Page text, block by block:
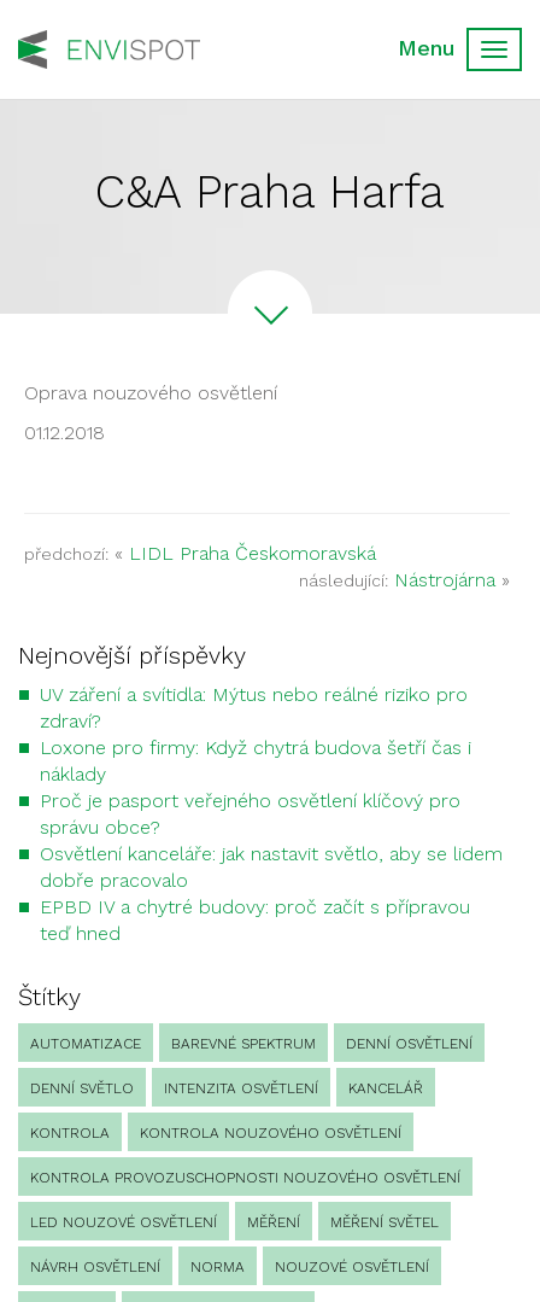
C&A Praha Harfa
Oprava nouzového osvětlení
01.12.2018
předchozí: « LIDL Praha Českomoravská
následující: Nástrojárna»
Nejnovější příspěvky
UV záření a svítidla: Mýtus nebo reálné riziko pro
zdraví?
Loxone pro firmy: Když chytrá budova šetří čas i
náklady
Proč je pasport veřejného osvětlení klíčový pro
správu obce?
Osvětlení kanceláře: jak nastavit světlo, aby se lidem
dobře pracovalo
EPBD IV a chytré budovy: proč začít s přípravou
teď hned
Štítky
AUTOMATIZACE BAREVNÉ SPEKTRUM DENNÍ OSVĚTLENÍ
DENNÍ SVĚTLO INTENZITA OSVĚTLENÍ KANCELÁŘ
KONTROLA KONTROLA NOUZOVÉHO OSVĚTLENÍ
KONTROLA PROVOZUSCHOPNOSTI NOUZOVÉHO OSVĚTLENÍ
LED NOUZOVÉ OSVĚTLENÍ MĚŘENÍ MĚŘENÍ SVĚTEL
NÁVRH OSVĚTLENÍ NORMA NOUZOVÉ OSVĚTLENÍ